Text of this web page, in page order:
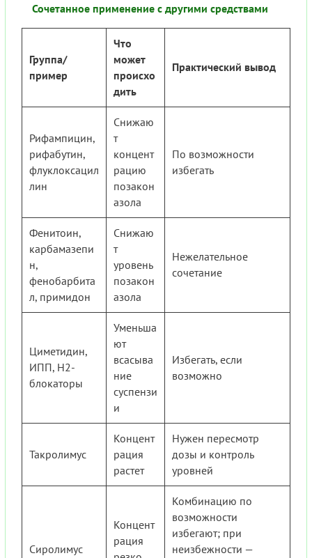
Сочетанное применение с другими средствами
Группа/
пример
Что
может
происхо
дить
Практический вывод
Рифампицин,
рифабутин,
флуклоксацил
лин
Снижаю
т
концент
рацию
позакон
азола
По возможности
избегать
Фенитоин,
карбамазепи
н,
фенобарбита
л, примидон
Снижаю
т
уровень
позакон
азола
Нежелательное
сочетание
Циметидин,
ИПП, H2-
блокаторы
Уменьша
ют
всасыва
ние
суспензи
и
Избегать, если
возможно
Такролимус
Концент
рация
растет
Нужен пересмотр
дозы и контроль
уровней
Сиролимус
Концент
рация
Комбинацию по
возможности
избегают; при
неизбежности —